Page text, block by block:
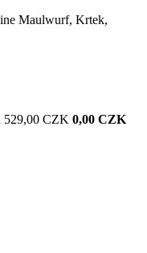
Maulwurf, Krtek,
529,00 CZK 0,00 CZK